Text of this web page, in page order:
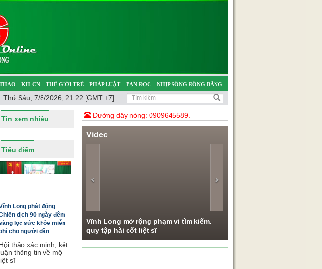
KH-CN THẾ GIỚI TRẺ PHÁP LUẬT BẠN ĐỌC NHỊP SỐNG ĐỒNG BẰNG
Thứ Sáu, 7/8/2026, 21:22 [GMT +7]
Tin xem nhiều
Tiêu điểm
Long phát động
dịch 90 ngày đêm
lọc sức khỏe miễn
cho người dân
Hội thảo xác minh, kết
luận thông tin về mộ
liệt sĩ
Đường dây nóng: 0909645589.
Video
Vĩnh Long mở rộng phạm vi tìm kiếm,
quy tập hài cốt liệt sĩ